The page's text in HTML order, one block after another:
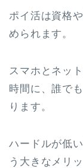
ポイ活は資格
められます。
スマホとネッ
時間に、誰で
ります。
ハードルが低
う大きなメリ